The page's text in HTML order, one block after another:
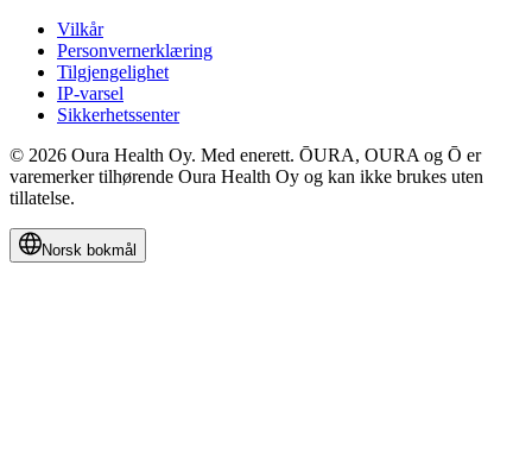
Vilkår
Personvernerklæring
Tilgjengelighet
IP-varsel
Sikkerhetssenter
© 2026 Oura Health Oy. Med enerett. ŌURA, OURA og Ō er
varemerker tilhørende Oura Health Oy og kan ikke brukes uten
tillatelse.
Norsk bokmål